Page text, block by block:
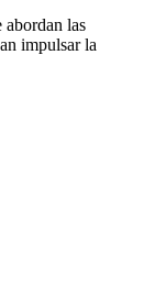
abordan las
impulsar la